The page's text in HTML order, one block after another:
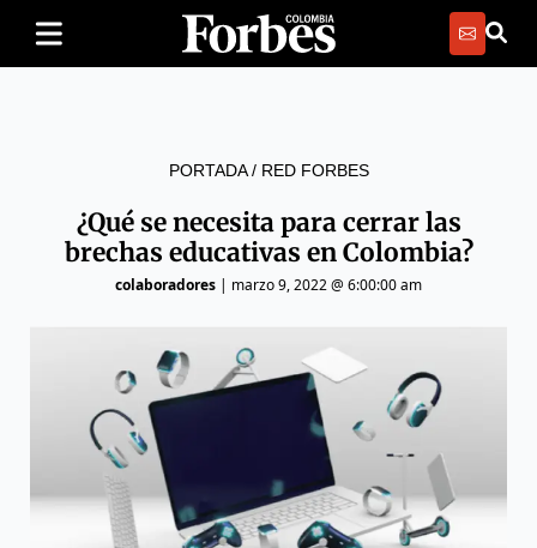
PORTADA/ RED FORBES
¿Qué se necesita para cerrar las
brechas educativas en Colombia?
colaboradores | marzo 9, 2022 @ 6:00:00 am